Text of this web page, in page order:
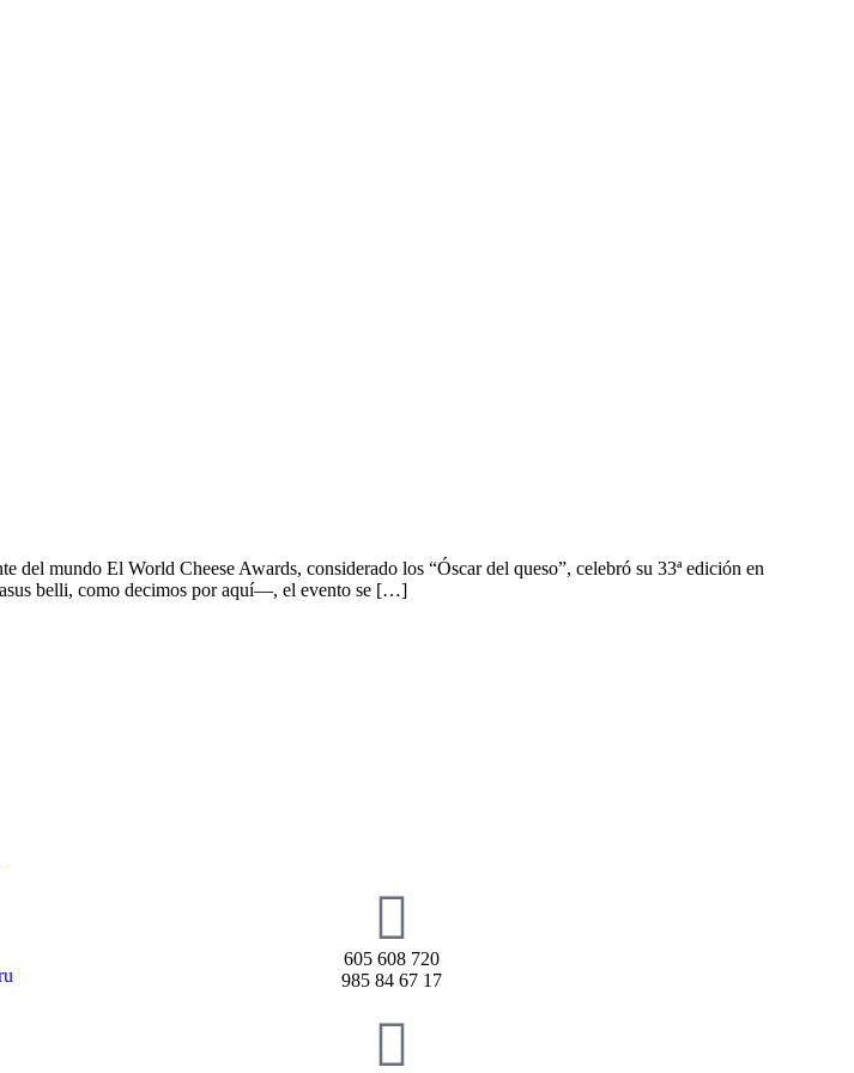
mundo El World Cheese Awards, considerado los “Óscar del queso”, celebró su 33ª edición en
belli, como decimos por aquí—, el evento se […]
605 608 720
985 84 67 17